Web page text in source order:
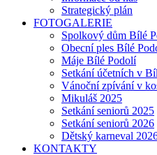
Strategický plán
FOTOGALERIE
Spolkový dům Bílé
Obecní ples Bílé
Máje Bílé Podolí
Setkání účetních v
Vánoční zpívání v
Mikuláš 2025
Setkání seniorů 2025
Setkání seniorů 2026
Dětský karneval
KONTAKTY